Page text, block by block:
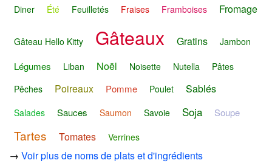
Diner
Été Feuilletés Fraises Framboises Fromage
Gâteau Hello Kitty Gâteaux Gratins Jambon
Légumes Liban Noël Noisette Nutella
Pâtes
Pêches
Poireaux Pomme Poulet Sablés
Salades Sauces Saumon Savoie Soja Soupe
Tartes Tomates Verrines
→ Voir plus de noms de plats et d'ingrédients